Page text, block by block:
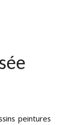
peintures